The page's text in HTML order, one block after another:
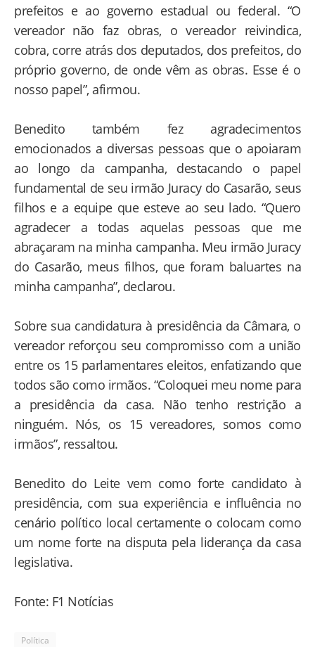
prefeitos e ao governo estadual ou federal. “O
vereador não faz obras, o vereador reivindica,
cobra, corre atrás dos deputados, dos prefeitos, do
próprio governo, de onde vêm as obras. Esse é o
nosso papel”, afirmou.
Benedito também fez agradecimentos
emocionados a diversas pessoas que o apoiaram
ao longo da campanha, destacando o papel
fundamental de seu irmão Juracy do Casarão, seus
filhos e a equipe que esteve ao seu lado. “Quero
agradecer a todas aquelas pessoas que me
abraçaram na minha campanha. Meu irmão Juracy
do Casarão, meus filhos, que foram baluartes na
minha campanha”, declarou.
Sobre sua candidatura à presidência da Câmara, o
vereador reforçou seu compromisso com a união
entre os 15 parlamentares eleitos, enfatizando que
todos são como irmãos. “Coloquei meu nome para
a presidência da casa. Não tenho restrição a
ninguém. Nós, os 15 vereadores, somos como
irmãos”, ressaltou.
Benedito do Leite vem como forte candidato à
presidência, com sua experiência e influência no
cenário político local certamente o colocam como
um nome forte na disputa pela liderança da casa
legislativa.
Fonte: F1 Notícias
Política